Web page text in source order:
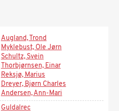
Augland, Trond
Myklebust, Ole Jørn
Schultz, Svein
Thorbjørnsen, Einar
Reksjø, Marius
Dreyer, Bjørn Charles
Andersen, Ann-Mari
Guldalrec